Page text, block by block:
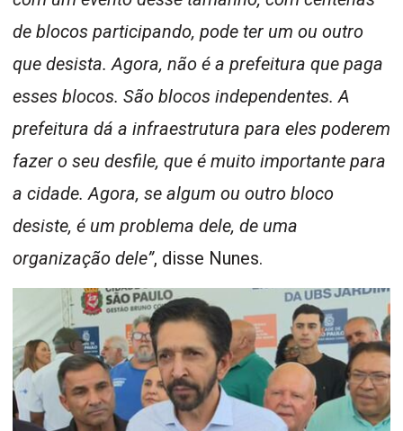
de blocos participando, pode ter um ou outro
que desista. Agora, não é a prefeitura que paga
esses blocos. São blocos independentes. A
prefeitura dá a infraestrutura para eles poderem
fazer o seu desfile, que é muito importante para
a cidade. Agora, se algum ou outro bloco
desiste, é um problema dele, de uma
organização dele”, disse Nunes.